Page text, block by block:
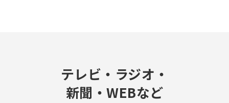
テレビ・ラジオ・
新聞・WEBなど